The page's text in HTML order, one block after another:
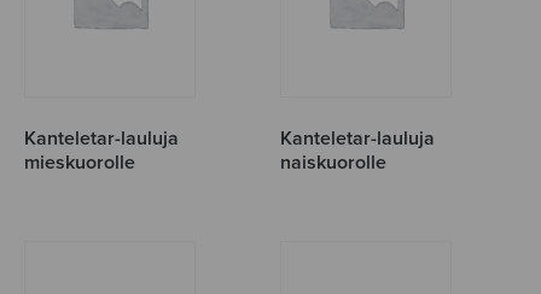
Kanteletar-lauluja
mieskuorolle
Kanteletar-lauluja
naiskuorolle